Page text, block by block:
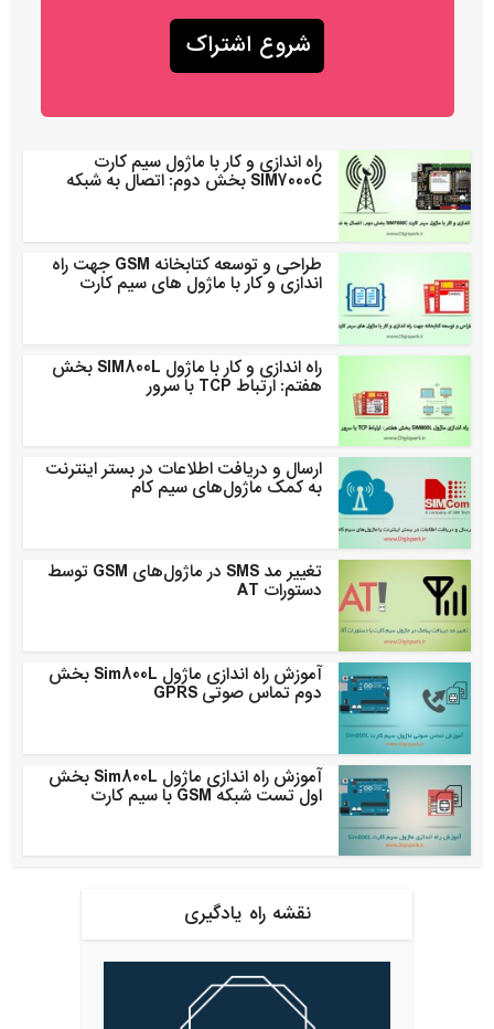
راه اندازی و کار با ماژول سیم کارت
SIM7000C بخش دوم: اتصال به شبکه
طراحی و توسعه کتابخانه GSM جهت راه
اندازی و کار با ماژول های سیم کارت
راه اندازی و کار با ماژول SIM800L بخش
هفتم: ارتباط TCP با سرور
ارسال و دریافت اطلاعات در بستر اینترنت
به کمک ماژول‌های سیم کام
تغییر مد SMS در ماژول‌های GSM توسط
دستورات AT
آموزش راه اندازی ماژول Sim800L بخش
دوم تماس صوتی GPRS
آموزش راه اندازی ماژول Sim800L بخش
اول تست شبکه GSM با سیم کارت
نقشه راه یادگیری